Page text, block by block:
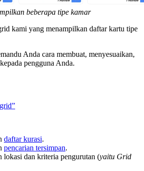
beberapa tipe kamar
kami yang menampilkan daftar kartu tipe
Anda cara membuat, menyesuaikan,
pengguna Anda.
daftar kurasi.
pencarian tersimpan.
lokasi dan kriteria pengurutan (yaitu Grid